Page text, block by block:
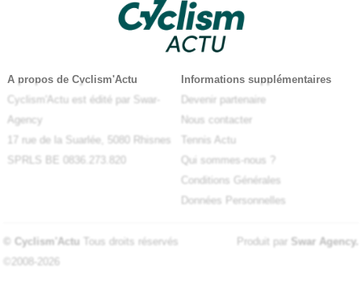
A propos de Cyclism'Actu
Cyclism'Actu est édité par Swar-
Agency
17 rue de la Suarlée, 5080 Rhisnes
SPRLS BE 0836.273.820
Informations supplémentaires
Devenir partenaire
Nous contacter
Tennis Actu
Qui sommes-nous ?
Conditions Générales
Données Personnelles
© Cyclism'Actu Tous droits réservés
©2008-2026
Produit par Swar Agency.